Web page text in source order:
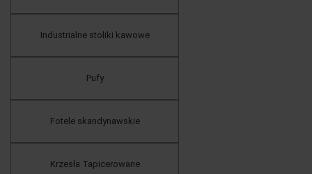
Industrialne stoliki kawowe
Pufy
Fotele skandynawskie
Krzesła Tapicerowane